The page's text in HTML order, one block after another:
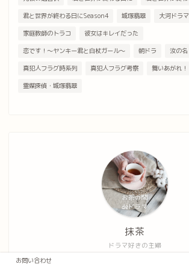
君と世界が終わる日にSeason4 城塚翡翠 大河ドラマ
家庭教師のトラコ 彼女はキレイだった
恋です！～ヤンキー君と白杖ガール～ 朝ドラ 汝の名
真犯人フラグ時系列 真犯人フラグ考察 舞いあがれ！
霊媒探偵・城塚翡翠
ドラマ好きの主婦
抹茶
お問い合わせ